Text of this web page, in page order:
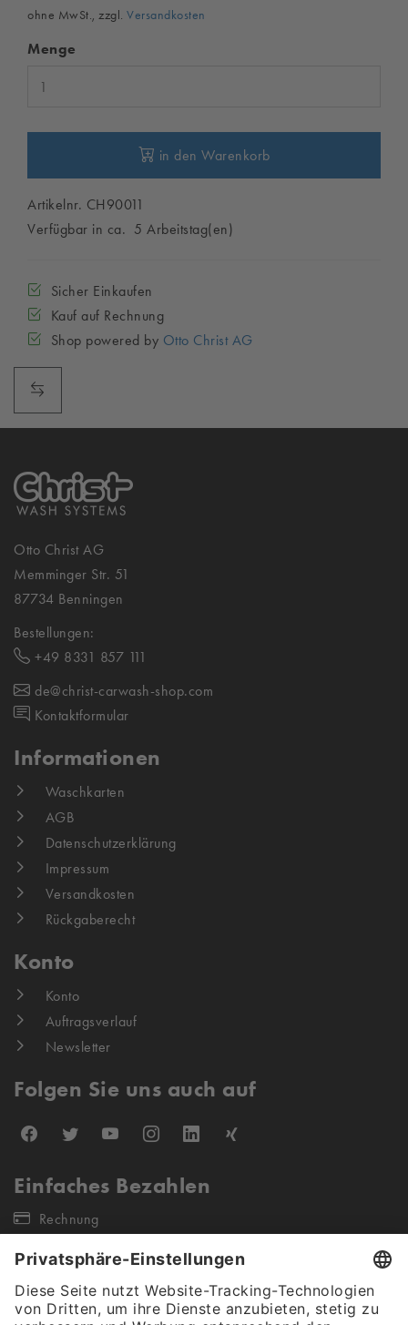
ohne MwSt., zzgl. Versandkosten
Menge
in den Warenkorb
Artikelnr. CH90011
Verfügbar in ca. 5 Arbeitstag(en)
Sicher Einkaufen
Kauf auf Rechnung
Shop powered by Otto Christ AG
Otto Christ AG
Memminger Str. 51
87734 Benningen
Bestellungen:
+49 8331 857 111
de@christ-carwash-shop.com
Kontaktformular
Informationen
Waschkarten
AGB
Datenschutzerklärung
Impressum
Versandkosten
Rückgaberecht
Konto
Konto
Auftragsverlauf
Newsletter
Folgen Sie uns auch auf
Einfaches Bezahlen
Rechnung
Unsere Versandpartner